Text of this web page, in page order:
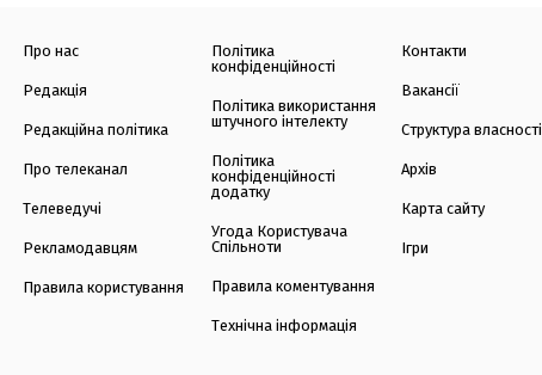
Про нас
Редакція
Редакційна політика
Про телеканал
Телеведучі
Рекламодавцям
Правила користування
Політика
конфіденційності
Політика використання
штучного інтелекту
Політика
конфіденційності
додатку
Угода Користувача
Спільноти
Правила коментування
Технічна інформація
Контакти
Вакансії
Структура власності
Архів
Карта сайту
Ігри